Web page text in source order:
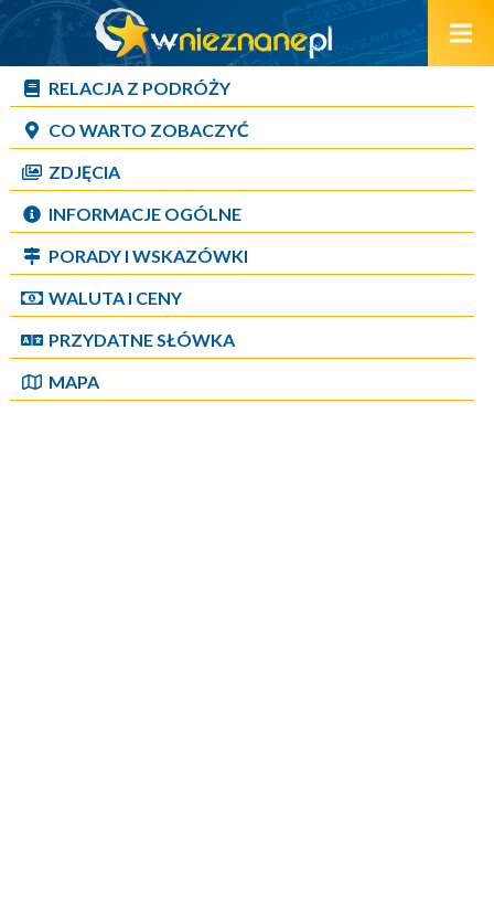
RELACJA Z PODRÓŻY
CO WARTO ZOBACZYĆ
ZDJĘCIA
INFORMACJE OGÓLNE
PORADY I WSKAZÓWKI
WALUTA I CENY
PRZYDATNE SŁÓWKA
MAPA